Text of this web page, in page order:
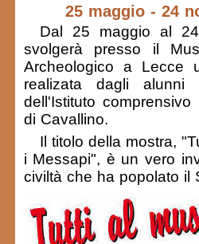
25 maggio - 24
Dal 25 maggio al
svolgerà presso il
Archeologico a Lecce
realizata dagli alunni
dell'Istituto
di Cavallino.
Il titolo della mostra,
i Messapi", è un vero
civiltà che ha popolato il